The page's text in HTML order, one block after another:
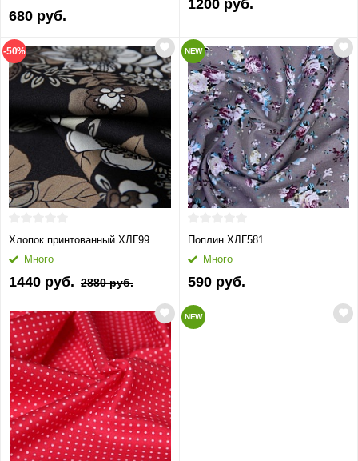
680 руб.
1200 руб.
-50%
Хлопок принтованный ХЛГ99
Много
1440 руб. 2880 руб.
NEW
Поплин ХЛГ581
Много
590 руб.
NEW